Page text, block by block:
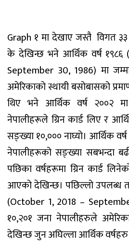
Graph १ मा देखाए जस्तै विगत ३३
के देखिन्छ भने आर्थिक वर्ष
September 30, 1986) मा
अमेरिकाको स्थायी बसोबासको
थिए भने आर्थिक वर्ष २००२ मा
नेपालीहरूले ग्रिन कार्ड लिए र
सङ्ख्या १०,००० नाघ्यो। आर्थिक वर्ष
नेपालीहरूको सङ्ख्या सबभन्दा
पछिका वर्षहरूमा ग्रिन कार्ड
आएको देखिन्छ। पछिल्लो उपलब्ध
(October 1, 2018 –
१०,२०१ जना नेपालीहरुले
देखिन्छ जुन अघिल्ला आर्थिक